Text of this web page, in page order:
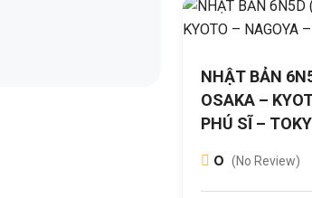
NHẬT BẢN
OSAKA –
PHÚ SĨ –
0 (No Review)